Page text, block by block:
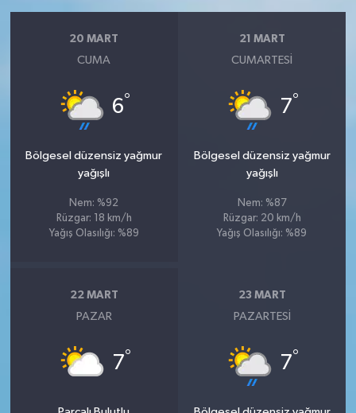
20 MART
CUMA
6°
Bölgesel düzensiz yağmur
yağışlı
Nem: %92
Rüzgar: 18 km/h
Yağış Olasılığı: %89
21 MART
CUMARTESI
7°
Bölgesel düzensiz yağmur
yağışlı
Nem: %87
Rüzgar: 20 km/h
Yağış Olasılığı: %89
22 MART
PAZAR
7°
23 MART
PAZARTESI
7°